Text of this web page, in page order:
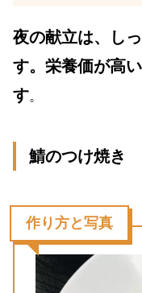
夜の献立は、し
す。栄養価が高
す。
鯖のつけ焼き
作り方と写真